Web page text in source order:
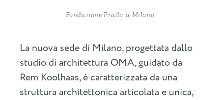
Fondazione Prada a Milano
La nuova sede di Milano, progettata dallo
studio di architettura OMA, guidato da
Rem Koolhaas, è caratterizzata da una
struttura architettonica articolata e unica,